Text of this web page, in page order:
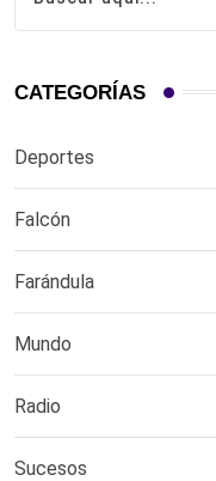
CATEGORÍAS
Deportes
Falcón
Farándula
Mundo
Radio
Sucesos